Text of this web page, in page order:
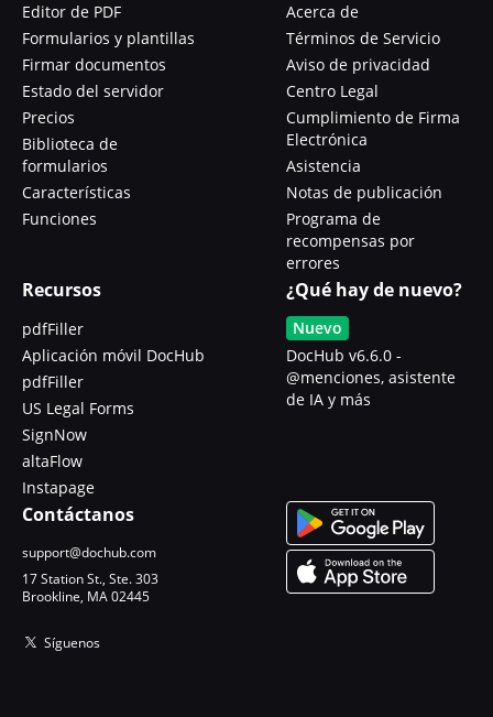
Editor de PDF
Formularios y plantillas
Firmar documentos
Estado del servidor
Precios
Biblioteca de
formularios
Características
Funciones
Acerca de
Términos de Servicio
Aviso de privacidad
Centro Legal
Cumplimiento de Firma
Electrónica
Asistencia
Notas de publicación
Programa de
recompensas por
errores
Recursos
pdfFiller
Aplicación móvil DocHub
pdfFiller
US Legal Forms
SignNow
altaFlow
Instapage
¿Qué hay de nuevo?
Nuevo
DocHub v6.6.0 -
@menciones, asistente
de IA y más
Contáctanos
support@dochub.com
17 Station St., Ste. 303
Brookline, MA 02445
Síguenos